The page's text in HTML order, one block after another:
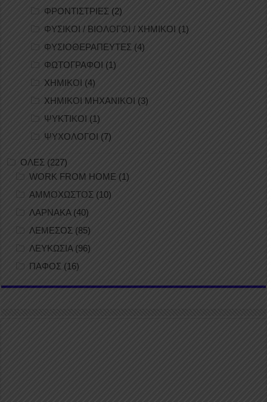
ΦΡΟΝΤΙΣΤΡΙΕΣ (2)
ΦΥΣΙΚΟΙ / ΒΙΟΛΟΓΟΙ / ΧΗΜΙΚΟΙ (1)
ΦΥΣΙΟΘΕΡΑΠΕΥΤΕΣ (4)
ΦΩΤΟΓΡΑΦΟΙ (1)
ΧΗΜΙΚΟΙ (4)
ΧΗΜΙΚΟΙ ΜΗΧΑΝΙΚΟΙ (3)
ΨΥΚΤΙΚΟΙ (1)
ΨΥΧΟΛΟΓΟΙ (7)
ΟΛΕΣ (227)
WORK FROM HOME (1)
ΑΜΜΟΧΩΣΤΟΣ (10)
ΛΑΡΝΑΚΑ(40)
ΛΕΜΕΣΟΣ (85)
ΛΕΥΚΩΣΙΑ (96)
ΠΑΦΟΣ (16)